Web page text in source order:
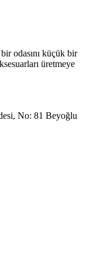
odasını küçük bir
üretmeye
No: 81 Beyoğlu